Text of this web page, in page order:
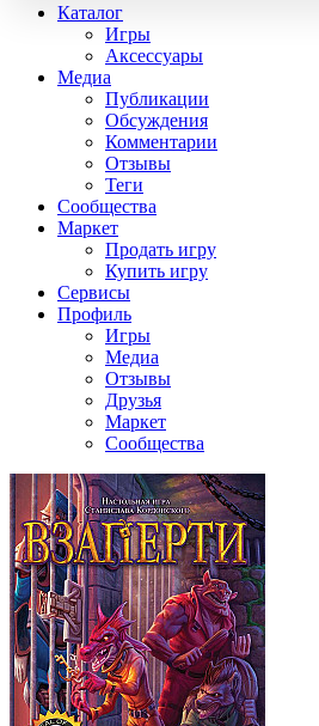
Каталог
Игры
Аксессуары
Медиа
Публикации
Обсуждения
Комментарии
Отзывы
Теги
Сообщества
Маркет
Продать игру
Купить игру
Сервисы
Профиль
Игры
Медиа
Отзывы
Друзья
Маркет
Сообщества